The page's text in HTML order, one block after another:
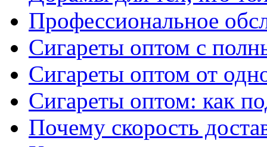
Профессиональное
Сигареты оптом с
Сигареты оптом от
Сигареты оптом: как
Почему скорость